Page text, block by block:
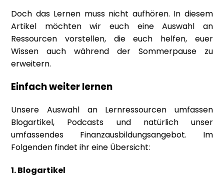
Doch das Lernen muss nicht aufhören. In diesem
Artikel möchten wir euch eine Auswahl an
Ressourcen vorstellen, die euch helfen, euer
Wissen auch während der Sommerpause zu
erweitern.
Einfach weiter lernen
Unsere Auswahl an Lernressourcen umfassen
Blogartikel, Podcasts und natürlich unser
umfassendes Finanzausbildungsangebot. Im
Folgenden findet ihr eine Übersicht:
1. Blogartikel